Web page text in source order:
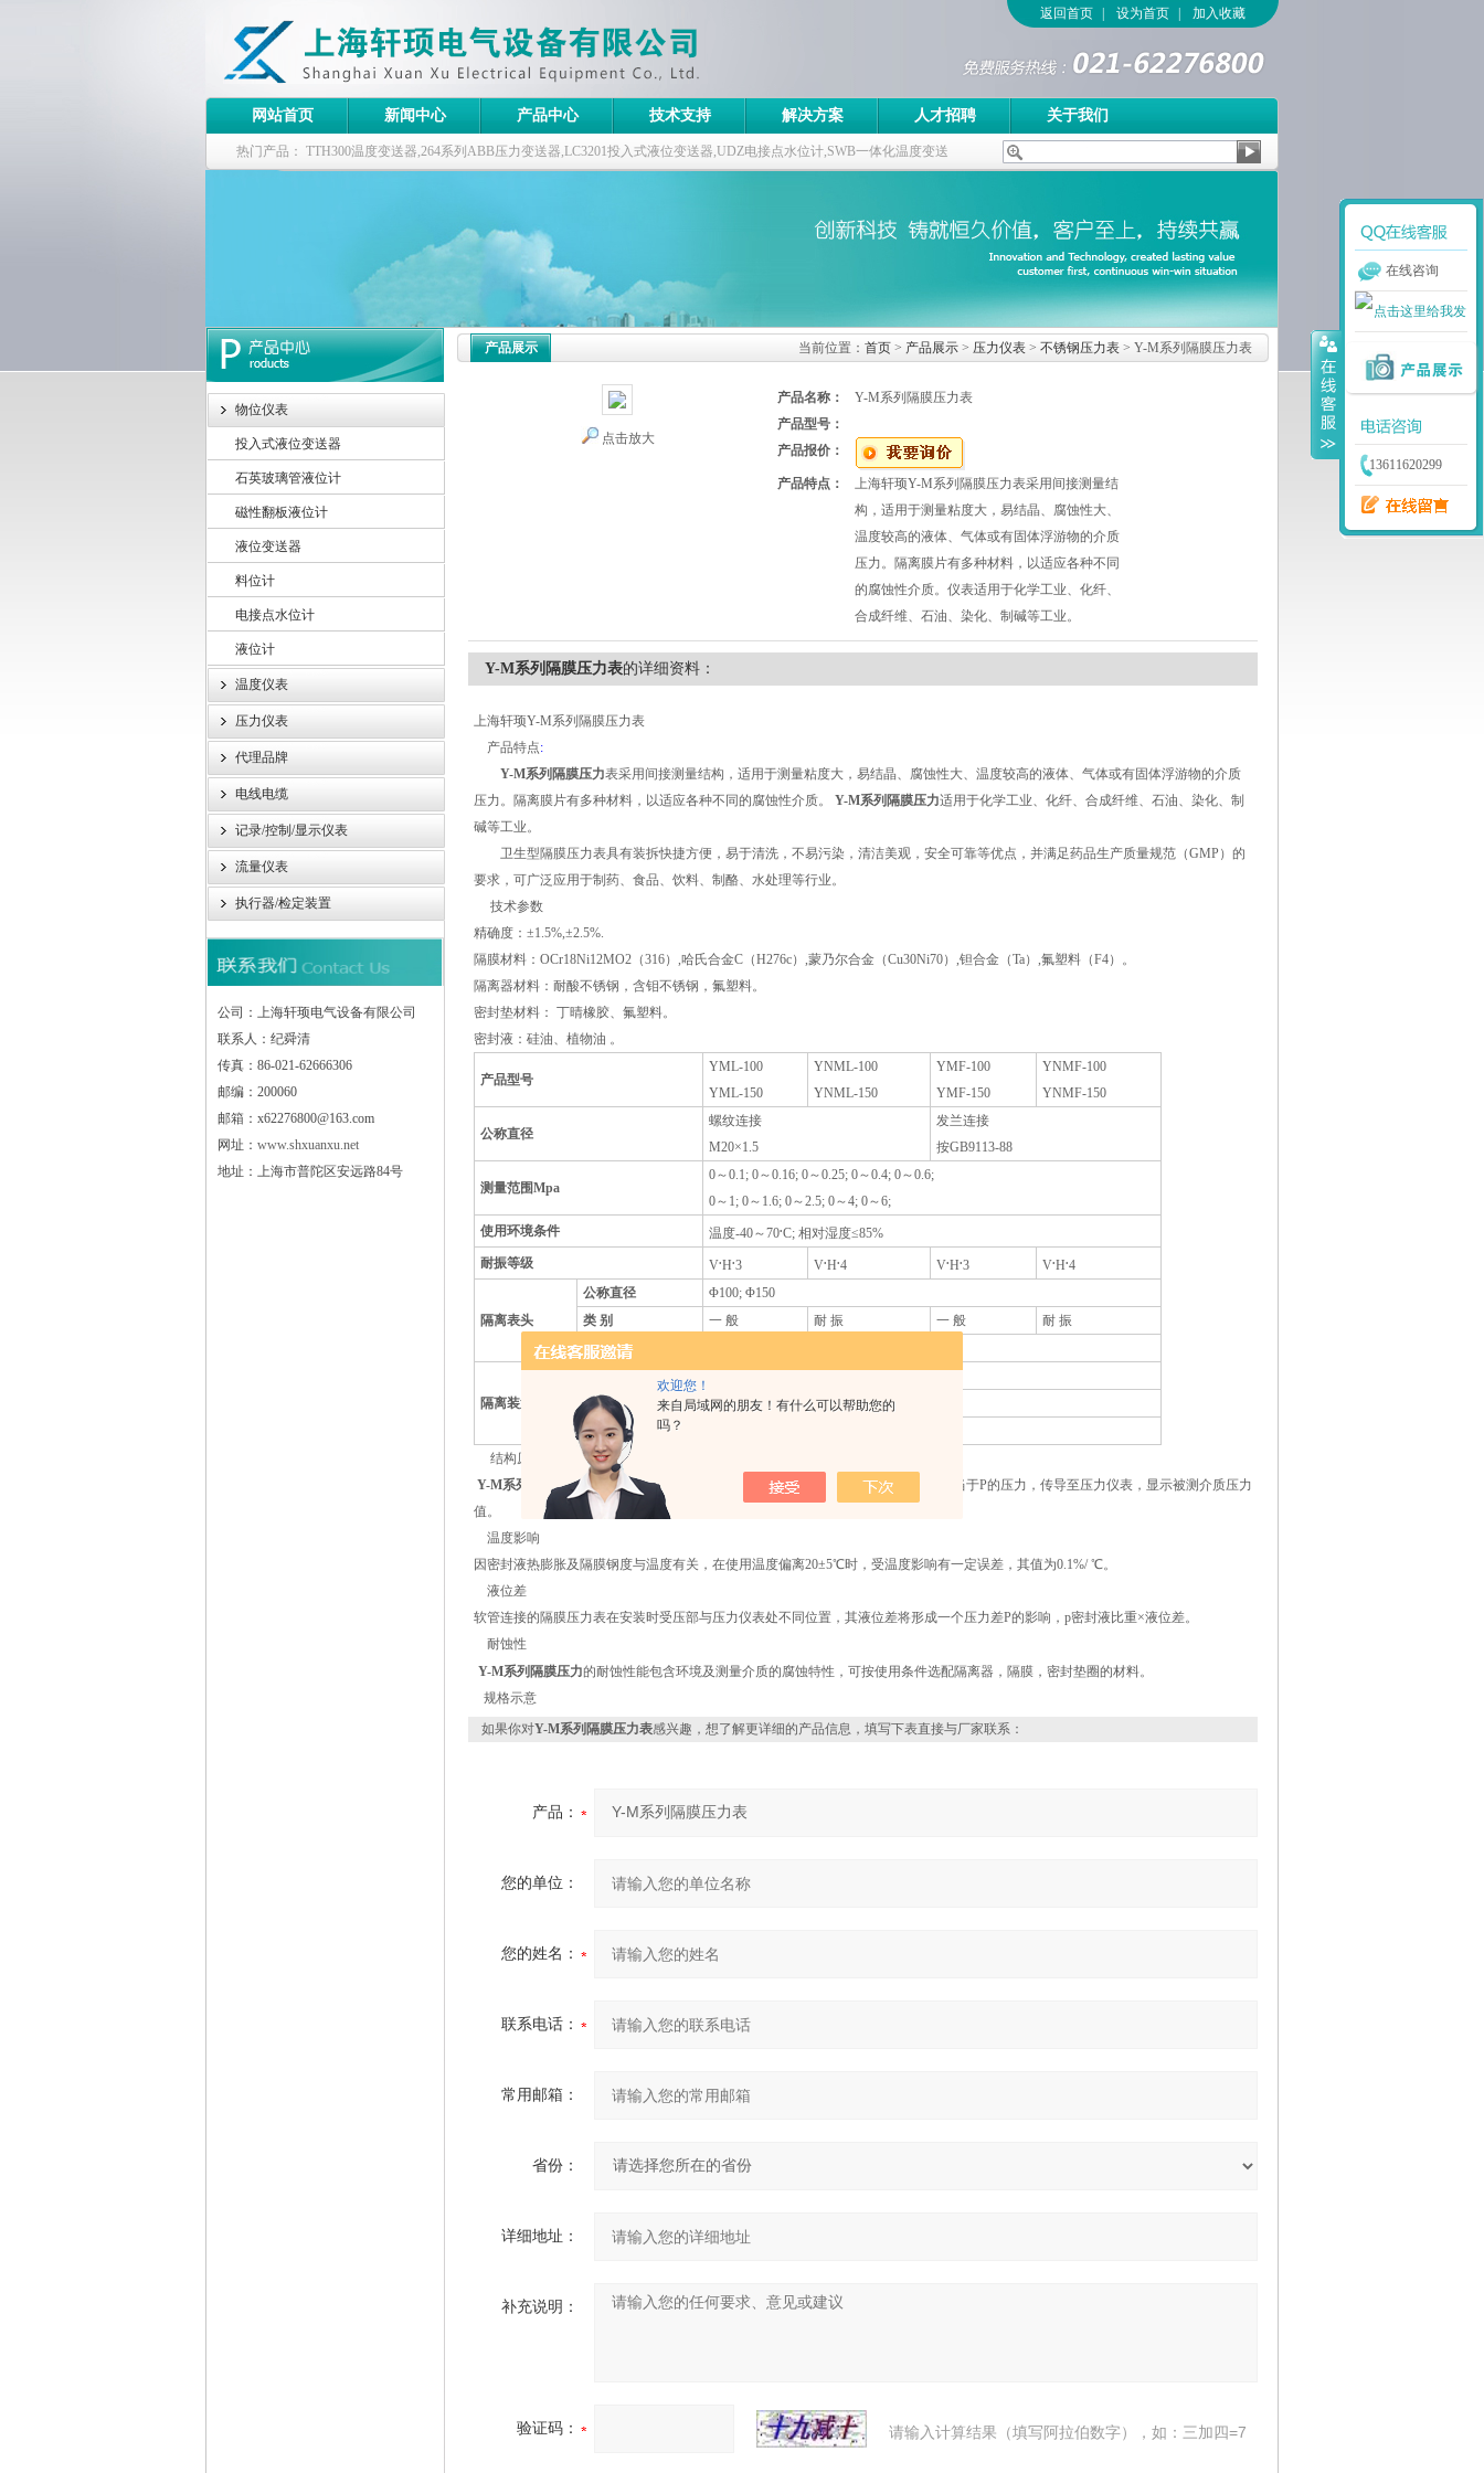
欢迎您！
来自局域网的朋友！有什么可以帮助您的
吗？
上海轩顼电气设备有限公司
返回首页 设为首页 加入收藏
网站首页 新闻中心 产品中心 技术支持 解决方案 人才招聘 关于我们
热门产品： TTH300温度变送器,264系列ABB压力变送器,LC3201投入式液位变送器,UDZ电接点水位计,SWB一体化温度变送
物位仪表
投入式液位变送器
石英玻璃管液位计
磁性翻板液位计
液位变送器
料位计
电接点水位计
液位计
温度仪表
压力仪表
代理品牌
电线电缆
记录/控制/显示仪表
流量仪表
执行器/检定装置
公司：上海轩顼电气设备有限公司
联系人：纪舜清
传真：86-021-62666306
邮编：200060
邮箱：x62276800@163.com
网址： www.shxuanxu.net
地址：上海市普陀区安远路84号
产品展示 当前位置： 首页 > 产品展示 > 压力仪表 > 不锈钢压力表 > Y-M系列隔膜压力表
点击放大
产品名称：
Y-M系列隔膜压力表
产品型号：
产品报价：
产品特点：
上海轩顼Y-M系列隔膜压力表采用间接测量结
构，适用于测量粘度大，易结晶、腐蚀性大、
温度较高的液体、气体或有固体浮游物的介质
压力。隔离膜片有多种材料，以适应各种不同
的腐蚀性介质。仪表适用于化学工业、化纤、
合成纤维、石油、染化、制碱等工业。
Y-M系列隔膜压力表的详细资料：
上海轩顼Y-M系列隔膜压力表
产品特点:
Y-M系列隔膜压力表采用间接测量结构，适用于测量粘度大，易结晶、腐蚀性大、温度较高的液体、气体或有固体浮游物的介质
压力。隔离膜片有多种材料，以适应各种不同的腐蚀性介质。 Y-M系列隔膜压力适用于化学工业、化纤、合成纤维、石油、染化、制
碱等工业。
卫生型隔膜压力表具有装拆快捷方便，易于清洗，不易污染，清洁美观，安全可靠等优点，并满足药品生产质量规范（GMP）的
要求，可广泛应用于制药、食品、饮料、制酪、水处理等行业。
技术参数
精确度：±1.5%,±2.5%.
隔膜材料：OCr18Ni12MO2（316）,哈氏合金C（H276c）,蒙乃尔合金（Cu30Ni70）,钽合金（Ta）,氟塑料（F4）。
隔离器材料：耐酸不锈钢，含钼不锈钢，氟塑料。
密封垫材料： 丁晴橡胶、氟塑料。
密封液：硅油、植物油 。
产品型号
YML-100
YML-150
YNML-100
YNML-150
YMF-100
YMF-150
YNMF-100
YNMF-150
公称直径
螺纹连接
M20×1.5
发兰连接
按GB9113-88
测量范围Mpa
0～0.1; 0～0.16; 0～0.25; 0～0.4; 0～0.6;
0～1; 0～1.6; 0～2.5; 0～4; 0～6;
使用环境条件
温度-40～70.C; 相对湿度≤85%
耐振等级
V.H.3 V.H.4 V.H.3 V.H.4
隔离表头
公称直径
Φ100; Φ150
类 别
一 般 耐 振 一 般
耐 振
精度等级
隔离装置
膜片材料
不锈钢、哈氏合金、等
填充工作液
结构原理
Y-M系列隔膜压力 隔膜在被测介质压力作用下产生变形，密封液被压，形成一个相当于P的压力，传导至压力仪表，显示被测介质压力
值。
温度影响
因密封液热膨胀及隔膜钢度与温度有关，在使用温度偏离20±5℃时，受温度影响有一定误差，其值为0.1%/ ℃。
液位差
软管连接的隔膜压力表在安装时受压部与压力仪表处不同位置，其液位差将形成一个压力差P的影响，p密封液比重×液位差。
耐蚀性
Y-M系列隔膜压力的耐蚀性能包含环境及测量介质的腐蚀特性，可按使用条件选配隔离器，隔膜，密封垫圈的材料。
规格示意
如果你对Y-M系列隔膜压力表感兴趣，想了解更详细的产品信息，填写下表直接与厂家联系：
产品：
您的单位：
您的姓名：
联系电话：
常用邮箱：
省份：
详细地址：
补充说明：
验证码： 请输入计算结果（填写阿拉伯数字），如：三加四=7
在线咨询
13611620299